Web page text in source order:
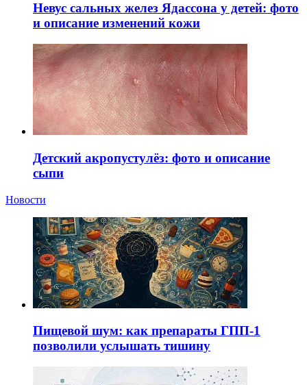
Невус сальных желез Ядассона у детей: фото
и описание изменений кожи
Детский акропустулёз: фото и описание
сыпи
Новости
Пищевой шум: как препараты ГПП-1
позволили услышать тишину